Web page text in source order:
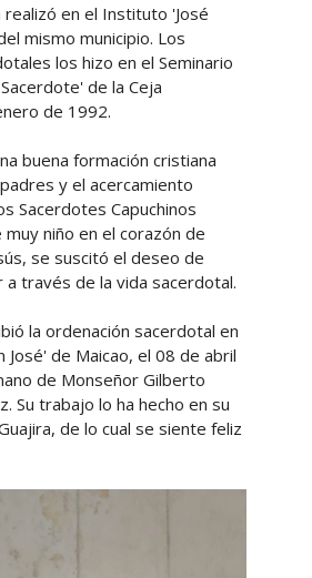
realizó en el Instituto 'José
mismo municipio. Los
los hizo en el Seminario
de la Ceja
de 1992.
buena formación cristiana
y el acercamiento
Sacerdotes Capuchinos
niño en el corazón de
se suscitó el deseo de
a través de la vida sacerdotal.
la ordenación sacerdotal en
José' de Maicao, el 08 de abril
de Monseñor Gilberto
Su trabajo lo ha hecho en su
de lo cual se siente feliz